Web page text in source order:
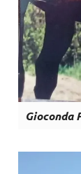
Gioconda